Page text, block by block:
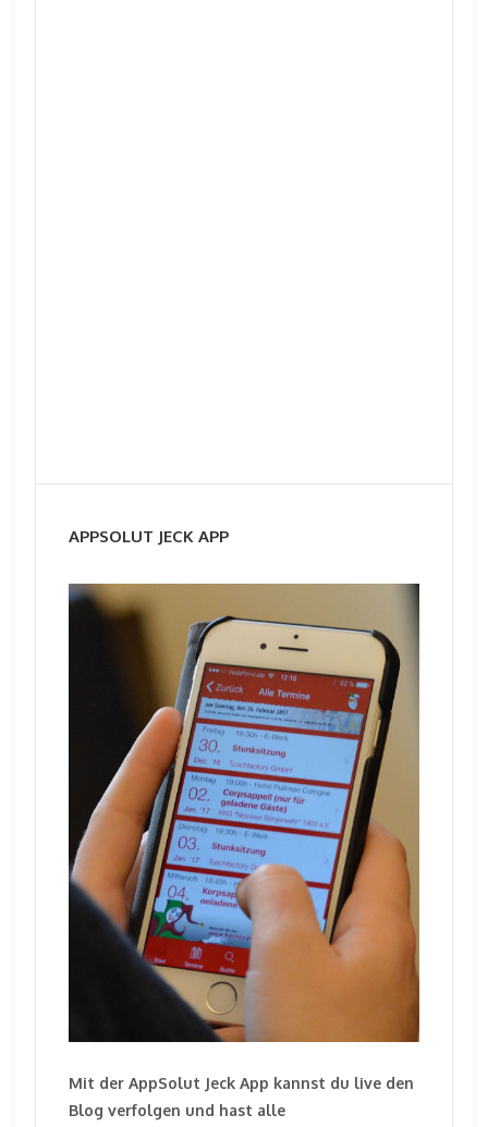
APPSOLUT JECK APP
Mit der AppSolut Jeck App kannst du live den
Blog verfolgen und hast alle